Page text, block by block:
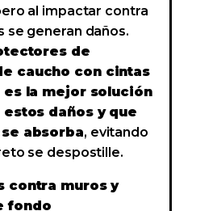
al impactar contra
se generan daños.
de
caucho con cintas
la mejor solución
daños y que
absorba, evitando
se despostille.
contra muros y
fondo